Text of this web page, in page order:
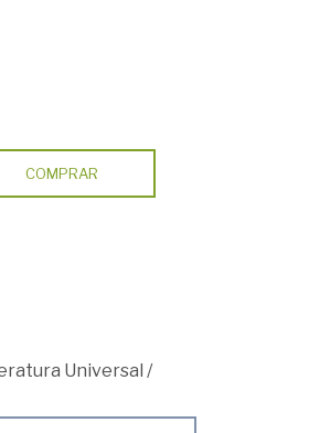
COMPRAR
Universal /